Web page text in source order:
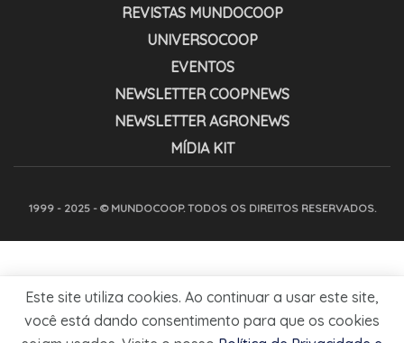
REVISTAS MUNDOCOOP
UNIVERSOCOOP
EVENTOS
NEWSLETTER COOPNEWS
NEWSLETTER AGRONEWS
MÍDIA KIT
1999 - 2025 - © MUNDOCOOP. TODOS OS DIREITOS RESERVADOS.
Este site utiliza cookies. Ao continuar a usar este site,
você está dando consentimento para que os cookies